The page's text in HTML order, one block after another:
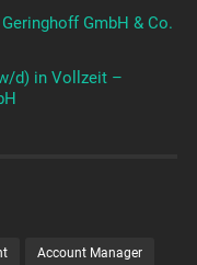
GmbH & Co.
d) in Vollzeit –
Account Manager